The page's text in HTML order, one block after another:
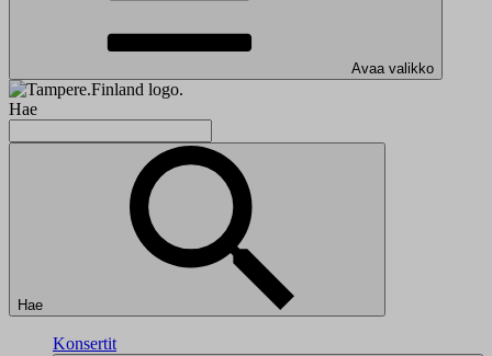
Avaa valikko
Hae
Hae
Konsertit